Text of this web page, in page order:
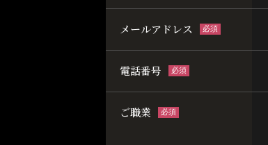
メールアドレス 必須
電話番号 必須
ご職業 必須